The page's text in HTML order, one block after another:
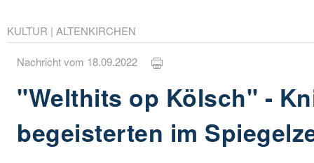
KULTUR | ALTENKIRCHEN
Nachricht vom 18.09.2022
"Welthits op Kölsch" -
begeisterten im